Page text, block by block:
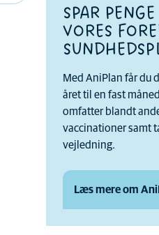
SPAR
VORES
Med AniPlan får du
året til en fast
omfatter blandt
vaccinationer samt
vejledning.
Læs mere om